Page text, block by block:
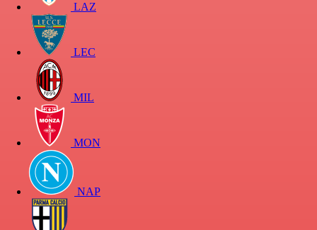
LAZ
LEC
MIL
MON
NAP